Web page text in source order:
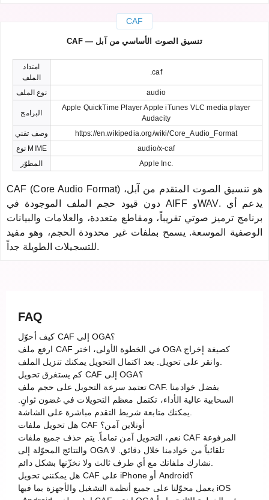
CAF
CAF — تنسيق الصوت الأساسي من آبل
امتداد
الملف
.caf
نوع الملف audio
البرامج
Apple QuickTime Player Apple iTunes VLC media player
Audacity
وصف تقني
https://en.wikipedia.org/wiki/Core_Audio_Format
نوع MIME
audio/x-caf
المطوّر
Apple Inc.
CAF (Core Audio Format) هو تنسيق الصوت المتقدم من آبل،
دون قيود حجم الملف الموجودة في AIFF وWAV. يدعم أي
برنامج ترميز صوتي تقريباً، ومقاطع متعددة، والعلامات والبيانات
الوصفية الموسعة. يسمح بملفات غير محدودة الحجم، وهو مفيد
للتسجيلات الطويلة جداً.
FAQ
كيف أحوّل CAF إلى OGA؟
ارفع ملف CAF في الخطوة الأولى، اختر OGA كصيغة إخراج
كم يستغرق تحويل CAF إلى OGA؟
تعتمد سرعة التحويل على حجم ملف CAF. بفضل خوادمنا
السحابية عالية الأداء، تكتمل معظم التحويلات في غضون ثوانٍ.
هل تحويل ملفات CAF أونلاين آمن؟
نعم، التحويل آمن تماماً. يتم حذف جميع ملفات CAF المرفوعة
والنتائج المحوّلة إلى OGA تلقائياً من خوادمنا خلال دقائق. لا
هل يمكنني تحويل CAF على iPhone أو Android؟
يعمل محوّلنا على جميع أنظمة التشغيل والأجهزة بما فيها iOS